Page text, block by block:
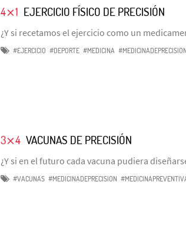
4⨯1 EJERCICIO FÍSICO DE PRECISIÓN
¿Y si recetamos el ejercicio como un
#EJERCICIO #DEPORTE #MEDICINA #MEDICINADEPRECISION
3⨯4 VACUNAS DE PRECISIÓN
¿Y si en el futuro cada vacuna pudiera
#VACUNAS #MEDICINADEPRECISION